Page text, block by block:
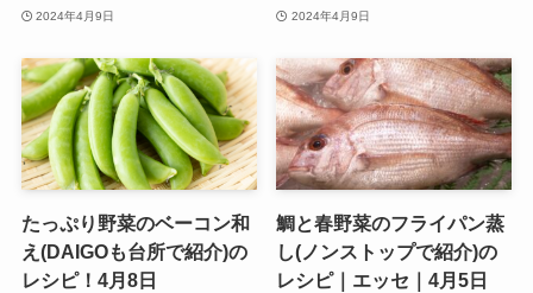
2024年4月9日 2024年4月9日
たっぷり野菜のベーコン和
え(DAIGOも台所で紹介)の
レシピ！4月8日
鯛と春野菜のフライパン蒸
し(ノンストップで紹介)の
レシピ｜エッセ｜4月5日